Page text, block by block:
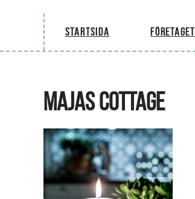
Startsida Företaget
MAJAS COTTAGE